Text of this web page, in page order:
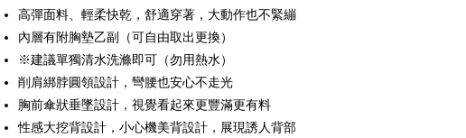
Apple Pay
JKOPAY
Easy Wallet
Plus Pay
高彈面料、輕柔快乾，舒適穿著，大動作也不緊繃
內層有附胸墊乙副（可自由取出更換）
※建議單獨清水洗滌即可（勿用熱水）
削肩綁脖圓領設計，彎腰也安心不走光
胸前傘狀垂墜設計，視覺看起來更豐滿更有料
性感大挖背設計，小心機美背設計，展現誘人背部